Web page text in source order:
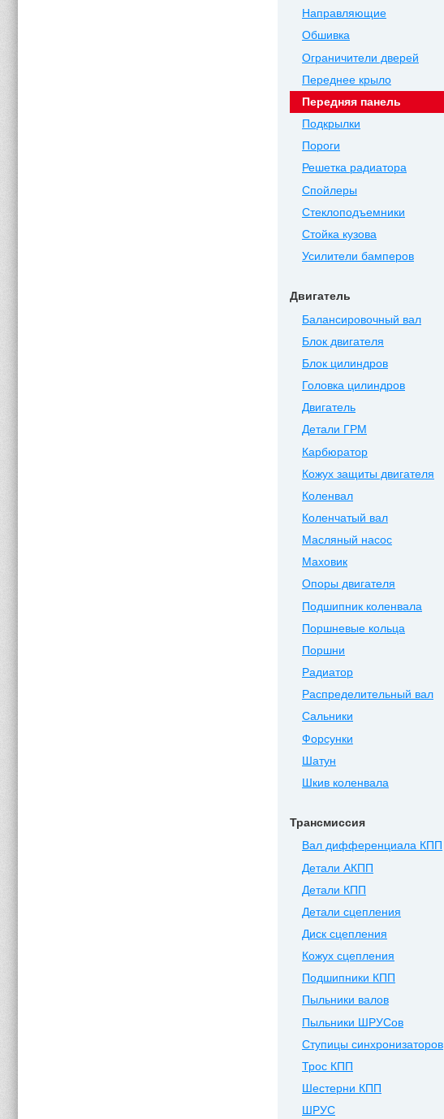
Направляющие
Обшивка
Ограничители дверей
Переднее крыло
Передняя панель
Подкрылки
Пороги
Решетка радиатора
Спойлеры
Стеклоподъемники
Стойка кузова
Усилители бамперов
Двигатель
Балансировочный вал
Блок двигателя
Блок цилиндров
Головка цилиндров
Двигатель
Детали ГРМ
Карбюратор
Кожух защиты двигателя
Коленвал
Коленчатый вал
Масляный насос
Маховик
Опоры двигателя
Подшипник коленвала
Поршневые кольца
Поршни
Радиатор
Распределительный вал
Сальники
Форсунки
Шатун
Шкив коленвала
Трансмиссия
Вал дифференциала КПП
Детали АКПП
Детали КПП
Детали сцепления
Диск сцепления
Кожух сцепления
Подшипники КПП
Пыльники валов
Пыльники ШРУСов
Ступицы синхронизаторов
Трос КПП
Шестерни КПП
ШРУС